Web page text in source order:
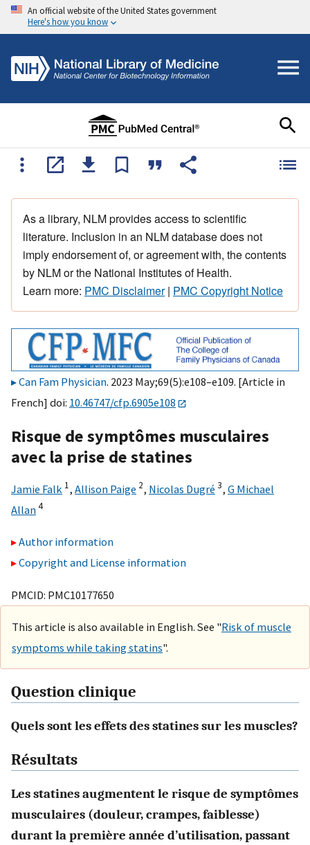
An official website of the United States government
Here's how you know
As a library, NLM provides access to scientific
literature. Inclusion in an NLM database does not
imply endorsement of, or agreement with, the contents
by NLM or the National Institutes of Health.
Learn more: PMC Disclaimer| PMC Copyright Notice
Can Fam Physician. 2023 May;69(5):e108–e109. [Article in
French] doi: 10.46747/cfp.6905e108
Risque de symptômes musculaires
avec la prise de statines
Jamie Falk 1, Allison Paige 2, Nicolas Dugré 3, G Michael
Allan4
Author information
Copyright and License information
PMCID: PMC10177650
This article is also available in English. See "Risk of muscle
symptoms while taking statins".
Question clinique
Quels sont les effets des statines sur les muscles?
Résultats
Les statines augmentent le risque de symptômes
musculaires (douleur, crampes, faiblesse)
durant la première année d’utilisation, passant